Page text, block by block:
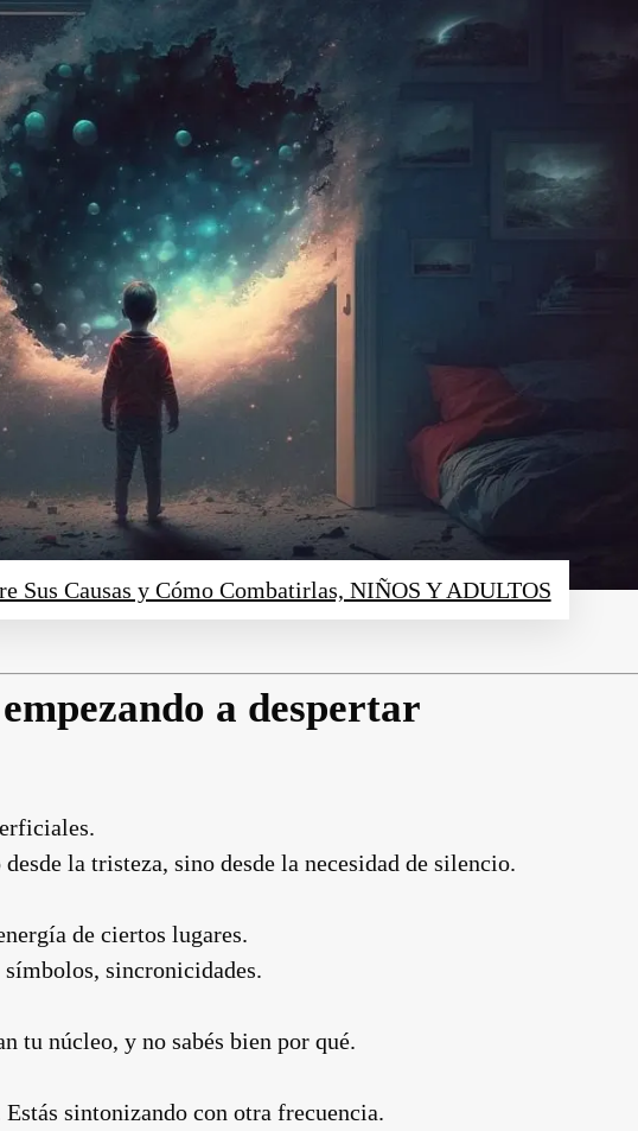
Sus Causas y Cómo Combatirlas, NIÑOS Y ADULTOS
a despertar
la tristeza, sino desde la necesidad de silencio.
de ciertos lugares.
sincronicidades.
tu núcleo, y no sabés bien por qué.
sintonizando con otra frecuencia.